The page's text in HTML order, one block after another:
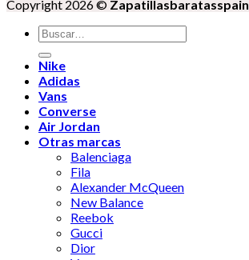
Copyright 2026 © Zapatillasbaratasspain
Buscar
por:
Nike
Adidas
Vans
Converse
Air Jordan
Otras marcas
Balenciaga
Fila
Alexander McQueen
New Balance
Reebok
Gucci
Dior